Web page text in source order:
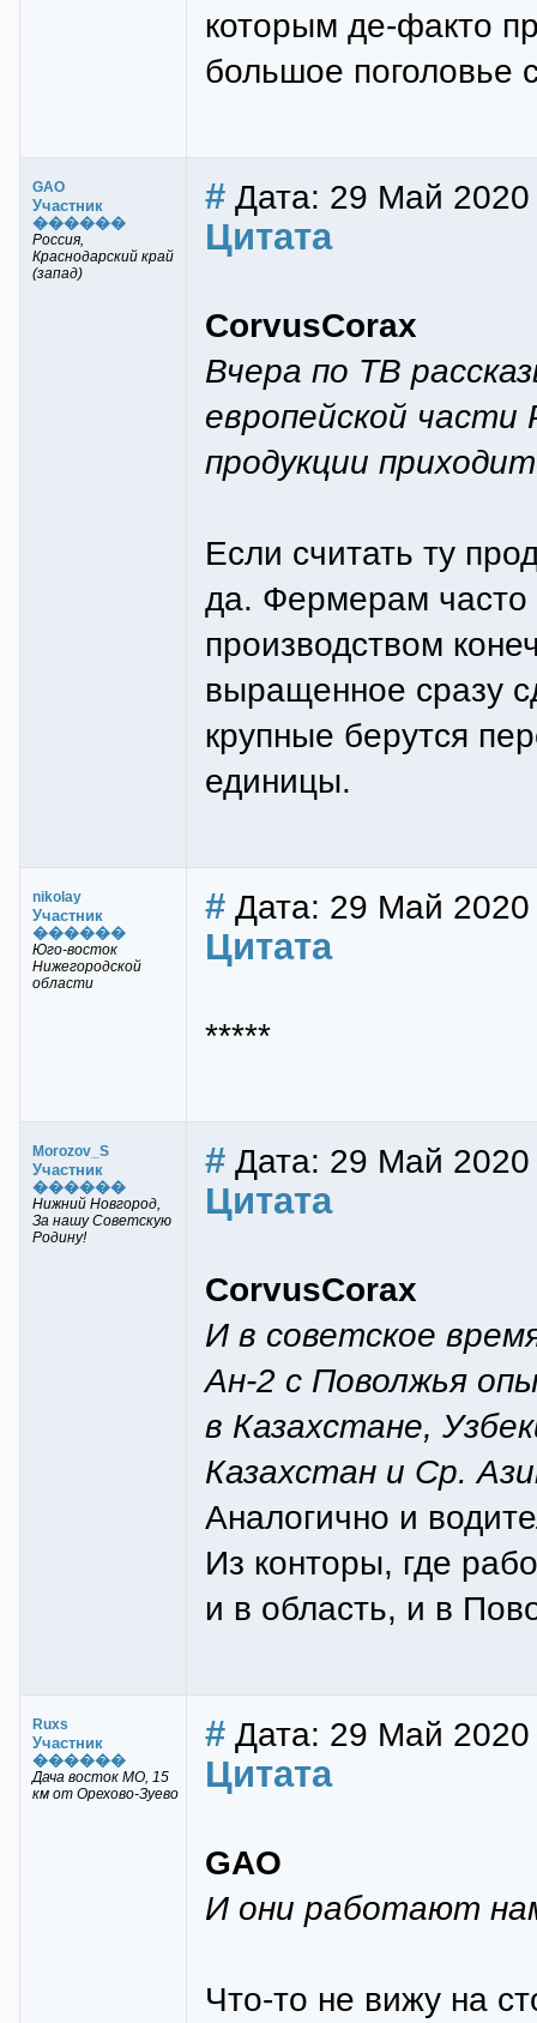
которым де-факто
большое поголовье
GAO
Участник
������
Россия,
Краснодарский край
(запад)
# Дата: 29 Май 2020
Цитата
CorvusCorax
Вчера по ТВ
европейской части
продукции
Если считать ту
да. Фермерам часто
производством
выращенное сразу
крупные берутся
единицы.
nikolay
Участник
������
Юго-восток
Нижегородской
области
# Дата: 29 Май
Цитата
*****
Morozov_S
Участник
������
Нижний Новгород,
За нашу Советскую
Родину!
# Дата: 29 Май
Цитата
CorvusCorax
И в советское
Ан-2 с Поволжья
в Казахстане,
Казахстан и Ср.
Аналогично и
Из конторы, где
и в область, и в
Ruxs
Участник
������
Дача восток МО, 15
км от Орехово-Зуево
# Дата: 29 Май
Цитата
GAO
И они работают
Что-то не вижу на